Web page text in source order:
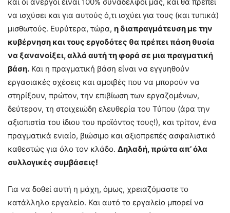
να ισχύσει και για αυτούς ό,τι ισχύει για τους (και τυπικά)
μισθωτούς. Ευρύτερα, τώρα, η διαπραγμάτευση με την
κυβέρνηση και τους εργοδότες θα πρέπει πάση θυσία
να ξανανοίξει, αλλά αυτή τη φορά σε μια πραγματική
βάση. Και η πραγματική βάση είναι να εγγυηθούν
εργασιακές σχέσεις και αμοιβές που να μπορούν να
στηρίξουν, πρώτον, την επιβίωση των εργαζομένων,
δεύτερον, τη στοιχειώδη ελευθερία του Τύπου (άρα την
αξιοπιστία του ίδιου του προϊόντος τους!), και τρίτον, ένα
πραγματικά ενιαίο, βιώσιμο και αξιοπρεπές ασφαλιστικό
καθεστώς για όλο τον κλάδο. Δηλαδή, πρώτα απ’ όλα
συλλογικές συμβάσεις!
Για να δοθεί αυτή η μάχη, όμως, χρειαζόμαστε το
κατάλληλο εργαλείο. Και αυτό το εργαλείο μπορεί να